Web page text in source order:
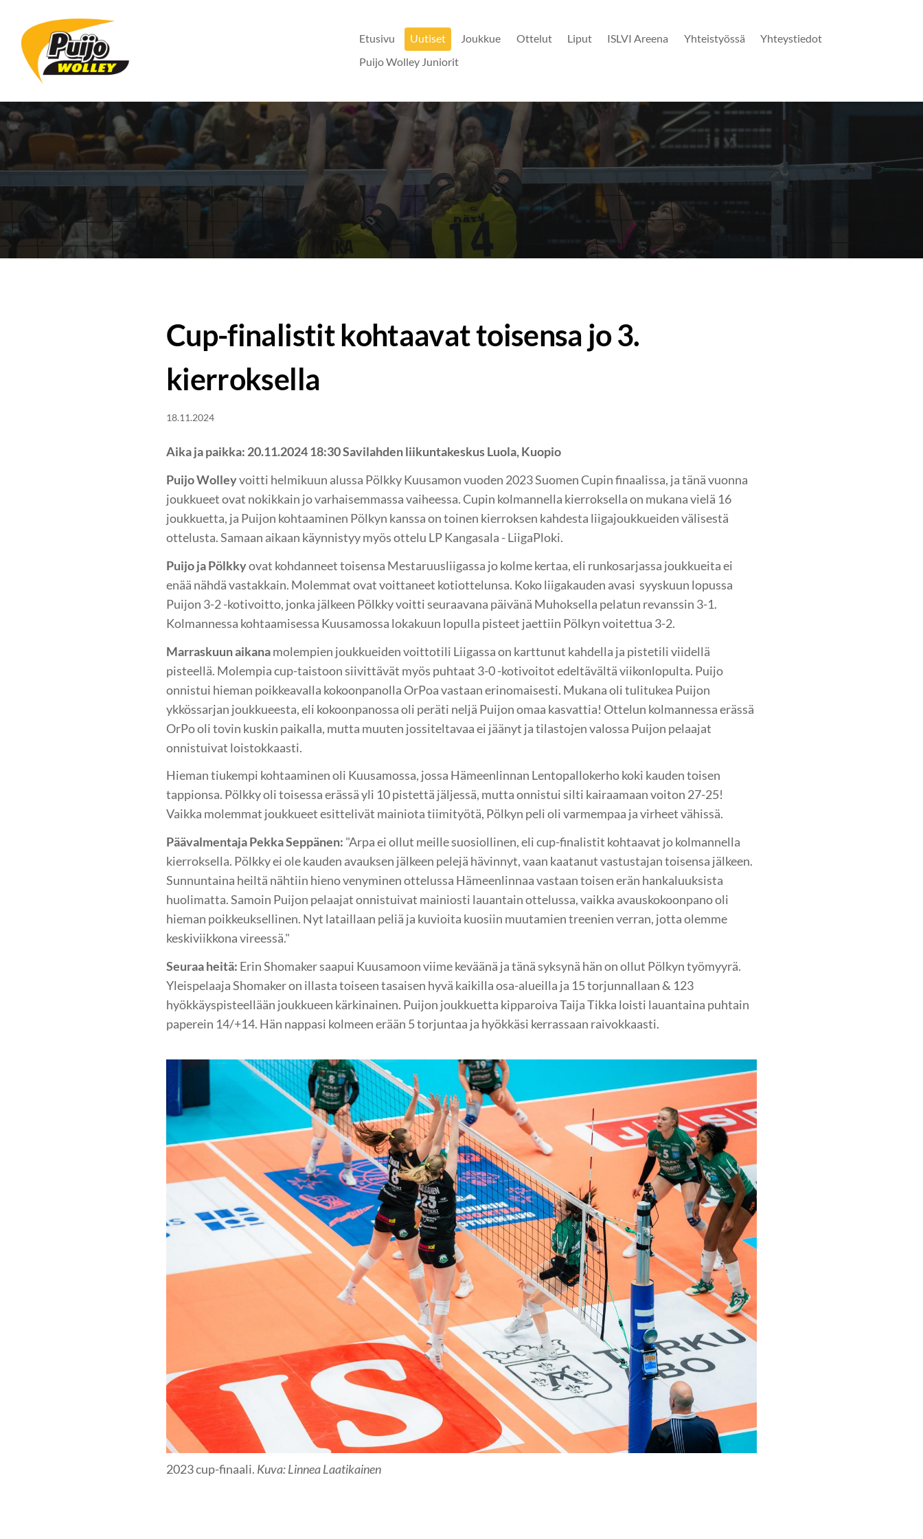
sivun
sisältöön
Sivuston etusivulle
Etusivu Uutiset Joukkue Ottelut Liput ISLVI Areena Yhteistyössä
Yhteystiedot
Puijo Wolley Juniorit
Cup-finalistit kohtaavat toisensa jo 3.
kierroksella
18.11.2024
Aika ja paikka: 20.11.2024 18:30 Savilahden liikuntakeskus Luola, Kuopio
Puijo Wolleyvoitti helmikuun alussa Pölkky Kuusamon vuoden 2023 Suomen Cupin finaalissa, ja tänä vuonna
joukkueet ovat nokikkain jo varhaisemmassa vaiheessa. Cupin kolmannella kierroksella on mukana vielä 16
joukkuetta, ja Puijon kohtaaminen Pölkyn kanssa on toinen kierroksen kahdesta liigajoukkueiden välisestä
ottelusta. Samaan aikaan käynnistyy myös ottelu LP Kangasala - LiigaPloki.
Puijo ja Pölkkyovat kohdanneet toisensa Mestaruusliigassa jo kolme kertaa, eli runkosarjassa joukkueita ei
enää nähdä vastakkain. Molemmat ovat voittaneet kotiottelunsa. Koko liigakauden avasi syyskuun lopussa
Puijon 3-2 -kotivoitto, jonka jälkeen Pölkky voitti seuraavana päivänä Muhoksella pelatun revanssin 3-1.
Kolmannessa kohtaamisessa Kuusamossa lokakuun lopulla pisteet jaettiin Pölkyn voitettua 3-2.
Marraskuun aikanamolempien joukkueiden voittotili Liigassa on karttunut kahdella ja pistetili viidellä
pisteellä. Molempia cup-taistoon siivittävät myös puhtaat 3-0 -kotivoitot edeltävältä viikonlopulta. Puijo
onnistui hieman poikkeavalla kokoonpanolla OrPoa vastaan erinomaisesti. Mukana oli tulitukea Puijon
ykkössarjan joukkueesta, eli kokoonpanossa oli peräti neljä Puijon omaa kasvattia! Ottelun kolmannessa erässä
OrPo oli tovin kuskin paikalla, mutta muuten jossiteltavaa ei jäänyt ja tilastojen valossa Puijon pelaajat
onnistuivat loistokkaasti.
Hieman tiukempi kohtaaminen oli Kuusamossa, jossa Hämeenlinnan Lentopallokerho koki kauden toisen
tappionsa. Pölkky oli toisessa erässä yli 10 pistettä jäljessä, mutta onnistui silti kairaamaan voiton 27-25!
Vaikka molemmat joukkueet esittelivät mainiota tiimityötä, Pölkyn peli oli varmempaa ja virheet vähissä.
Päävalmentaja Pekka Seppänen: "Arpa ei ollut meille suosiollinen, eli cup-finalistit kohtaavat jo kolmannella
kierroksella. Pölkky ei ole kauden avauksen jälkeen pelejä hävinnyt, vaan kaatanut vastustajan toisensa jälkeen.
Sunnuntaina heiltä nähtiin hieno venyminen ottelussa Hämeenlinnaa vastaan toisen erän hankaluuksista
huolimatta. Samoin Puijon pelaajat onnistuivat mainiosti lauantain ottelussa, vaikka avauskokoonpano oli
hieman poikkeuksellinen. Nyt lataillaan peliä ja kuvioita kuosiin muutamien treenien verran, jotta olemme
keskiviikkona vireessä."
Seuraa heitä: Erin Shomaker saapui Kuusamoon viime keväänä ja tänä syksynä hän on ollut Pölkyn työmyyrä.
Yleispelaaja Shomaker on illasta toiseen tasaisen hyvä kaikilla osa-alueilla ja 15 torjunnallaan & 123
hyökkäyspisteellään joukkueen kärkinainen. Puijon joukkuetta kipparoiva Taija Tikka loisti lauantaina puhtain
paperein 14/+14. Hän nappasi kolmeen erään 5 torjuntaa ja hyökkäsi kerrassaan raivokkaasti.
2023 cup-finaali. Kuva: Linnea Laatikainen